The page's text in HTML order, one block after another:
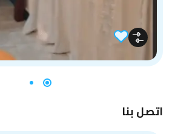
اتصل بنا